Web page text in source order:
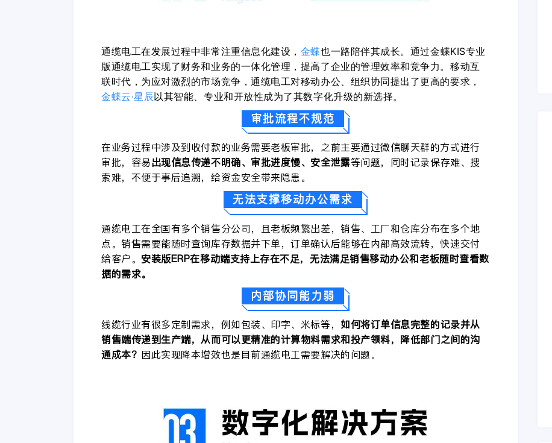
通缆电工在发展过程中非常注重信息化建设， 金蝶也一路陪伴其成长。通过金蝶KIS专业
版通缆电工实现了财务和业务的一体化管理，提高了企业的管理效率和竞争力。移动互
联时代，为应对激烈的市场竞争，通缆电工对移动办公、组织协同提出了更高的要求，
金蝶云·星辰以其智能、专业和开放性成为了其数字化升级的新选择。
审批流程不规范
在业务过程中涉及到收付款的业务需要老板审批，之前主要通过微信聊天群的方式进行
审批，容易出现信息传递不明确、审批进度慢、安全泄露等问题，同时记录保存难、搜
索难，不便于事后追溯，给资金安全带来隐患。
无法支撑移动办公需求
通缆电工在全国有多个销售分公司，且老板频繁出差，销售、工厂和仓库分布在多个地
点。销售需要能随时查询库存数据并下单，订单确认后能够在内部高效流转，快速交付
给客户。 安装版ERP在移动端支持上存在不足，无法满足销售移动办公和老板随时查看数
据的需求。
内部协同能力弱
线缆行业有很多定制需求，例如包装、印字、米标等， 如何将订单信息完整的记录并从
销售端传递到生产端，从而可以更精准的计算物料需求和投产领料， 降低部门之间的沟
通成本？ 因此实现降本增效也是目前通缆电工需要解决的问题。